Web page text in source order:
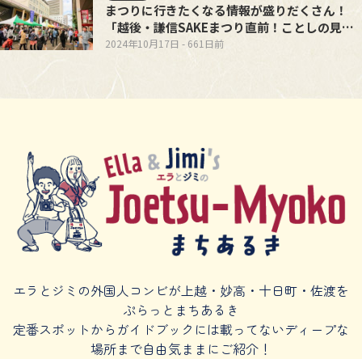
2024年10月17日 - 661日前
まつりに行きたくなる情報が盛りだくさん！
「越後・謙信SAKEまつり直前！ことしの見ど
ころは」すまいるone
エラとジミの外国人コンビが上越・妙高・十日町・佐渡を
ぷらっとまちあるき
定番スポットからガイドブックには載ってないディープな
場所まで自由気ままにご紹介！